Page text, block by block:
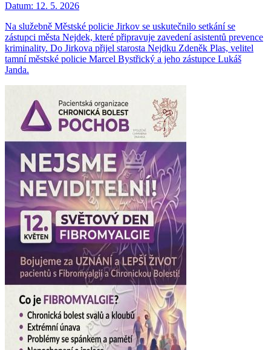
Datum: 12. 5. 2026
Na služebně Městské policie Jirkov se uskutečnilo setkání se
zástupci města Nejdek, které připravuje zavedení asistentů prevence
kriminality. Do Jirkova přijel starosta Nejdku Zdeněk Plas, velitel
tamní městské policie Marcel Bystřický a jeho zástupce Lukáš
Janda.